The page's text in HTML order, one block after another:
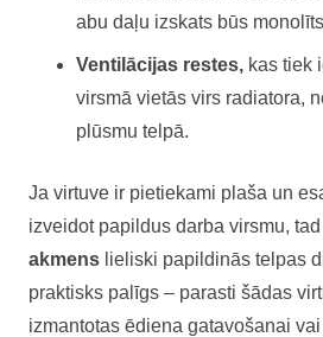
abu daļu izskats būs
Ventilācijas restes, kas tiek
virsmā vietās virs radiatora,
plūsmu telpā.
Ja virtuve ir pietiekami plaša un
izveidot papildus darba virsmu, tad
akmens lieliski papildinās telpas
praktisks palīgs – parasti šādas
izmantotas ēdiena gatavošanai